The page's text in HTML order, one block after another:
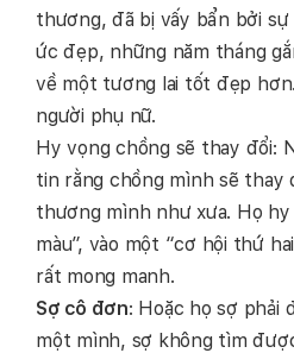
thương, đã bị vấy bẩn bởi
ức đẹp, những năm tháng
về một tương lai tốt đẹp
người phụ nữ.
Hy vọng chồng sẽ thay đổi:
tin rằng chồng mình sẽ thay
thương mình như xưa. Họ
màu”, vào một “cơ hội thứ
rất mong manh.
Sợ cô đơn: Hoặc họ sợ phải
một mình, sợ không tìm